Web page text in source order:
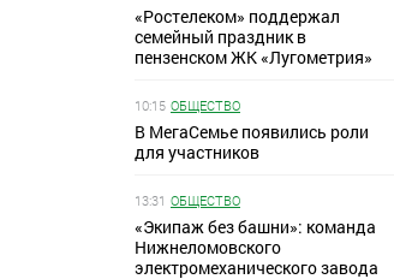
«Ростелеком» поддержал
семейный праздник в
пензенском ЖК «Лугометрия»
10:15 ОБЩЕСТВО
В МегаСемье появились роли
для участников
13:31 ОБЩЕСТВО
«Экипаж без башни»: команда
Нижнеломовского
электромеханического завода